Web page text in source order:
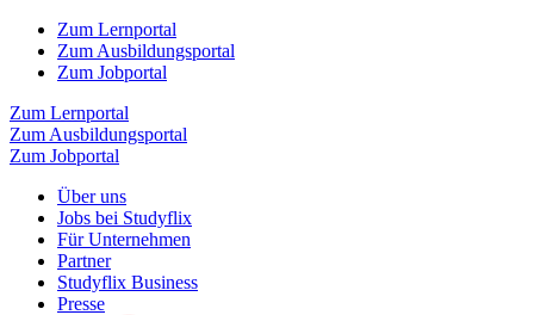
Zum Lernportal
Zum Ausbildungsportal
Zum Jobportal
Zum Lernportal
Zum Ausbildungsportal
Zum Jobportal
Über uns
Jobs bei Studyflix
Für Unternehmen
Partner
Studyflix Business
Presse